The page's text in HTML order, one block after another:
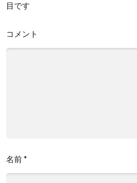
目です
コメント
名前*